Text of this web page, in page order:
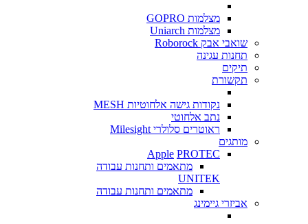
מצלמות GOPRO
מצלמות Uniarch
שואבי אבק Roborock
תחנות עגינה
תיקים
תקשורת
נקודות גישה אלחוטיות MESH
נתב אלחוטי
ראוטרים סלולרי Milesight
מותגים
Apple PROTEC
מתאמים ותחנות עבודה
UNITEK
מתאמים ותחנות עבודה
אביזרי גיימינג